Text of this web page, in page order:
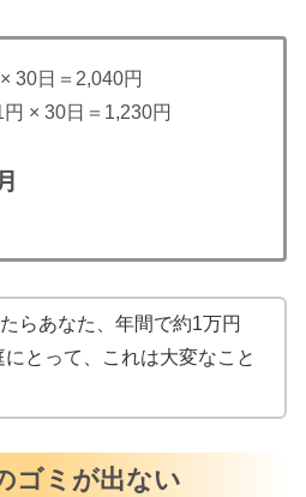
30日＝2,040円
円 × 30日＝1,230円
らあなた、年間で約1万円
にとって、これは大変なこと
ゴミが出ない